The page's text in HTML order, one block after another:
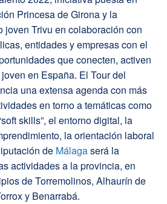
Princesa de Girona y la
joven Trivu en colaboración con
entidades y empresas con el
que conecten, activen
en España. El Tour del
una extensa agenda con más
en torno a temáticas como
skills”, el entorno digital, la
la orientación laboral
de Málagaserá la
actividades a la provincia, en
de Torremolinos, Alhaurín de
y Benarrabá.